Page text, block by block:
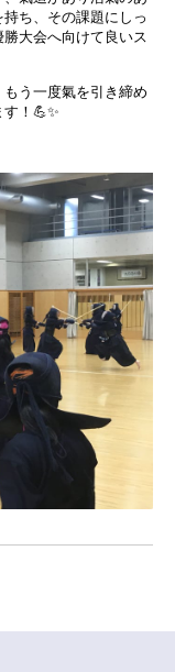
ち、その課題にしっ
大会へ向けて良いス
う一度氣を引き締め
！💪✨